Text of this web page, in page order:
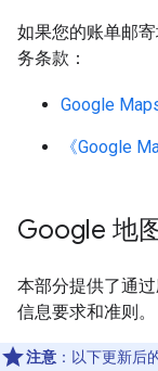
如果您的账单邮
务条款：
Google
《Google
Google 地
本部分提供了通
信息要求和准则。
注意 ：以下更新后